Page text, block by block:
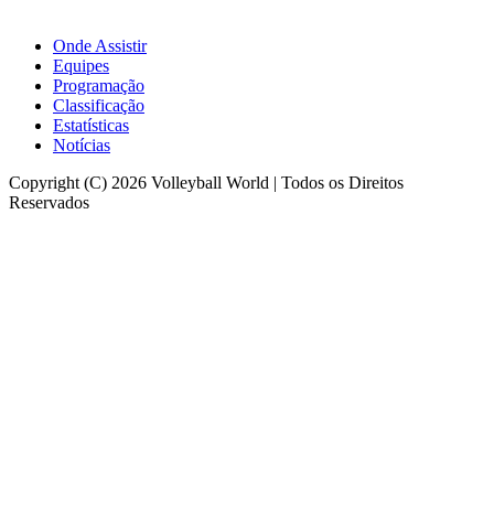
Onde Assistir
Equipes
Programação
Classificação
Estatísticas
Notícias
Copyright (C) 2026 Volleyball World | Todos os Direitos
Reservados